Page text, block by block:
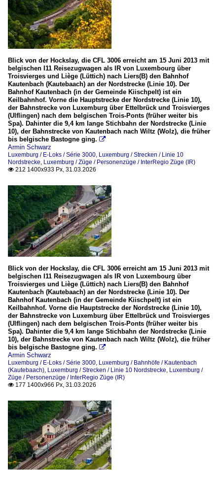
Blick von der Hockslay, die CFL 3006 erreicht am 15 Juni 2013 mit
belgischen I11 Reisezugwagen als IR von Luxembourg über
Troisvierges und Liège (Lüttich) nach Liers(B) den Bahnhof
Kautenbach (Kautebaach) an der Nordstrecke (Linie 10). Der
Bahnhof Kautenbach (in der Gemeinde Kiischpelt) ist ein
Keilbahnhof. Vorne die Hauptstrecke der Nordstrecke (Linie 10),
der Bahnstrecke von Luxemburg über Ettelbrück und Troisvierges
(Ulflingen) nach dem belgischen Trois-Ponts (früher weiter bis
Spa). Dahinter die 9,4 km lange Stichbahn der Nordstrecke (Linie
10), der Bahnstrecke von Kautenbach nach Wiltz (Wolz), die früher
bis belgische Bastogne ging. 
Armin Schwarz
Luxemburg / E-Loks / Série 3000, Luxemburg / Strecken / Linie 10
Nordstrecke, Luxemburg / Züge / Personenzüge / InterRegio Züge (IR)
 212 1400x933 Px, 31.03.2026
Blick von der Hockslay, die CFL 3006 erreicht am 15 Juni 2013 mit
belgischen I11 Reisezugwagen als IR von Luxembourg über
Troisvierges und Liège (Lüttich) nach Liers(B) den Bahnhof
Kautenbach (Kautebaach) an der Nordstrecke (Linie 10). Der
Bahnhof Kautenbach (in der Gemeinde Kiischpelt) ist ein
Keilbahnhof. Vorne die Hauptstrecke der Nordstrecke (Linie 10),
der Bahnstrecke von Luxemburg über Ettelbrück und Troisvierges
(Ulflingen) nach dem belgischen Trois-Ponts (früher weiter bis
Spa). Dahinter die 9,4 km lange Stichbahn der Nordstrecke (Linie
10), der Bahnstrecke von Kautenbach nach Wiltz (Wolz), die früher
bis belgische Bastogne ging. 
Armin Schwarz
Luxemburg / E-Loks / Série 3000, Luxemburg / Bahnhöfe / Kautenbach
(Kautebaach), Luxemburg / Strecken / Linie 10 Nordstrecke, Luxemburg /
Züge / Personenzüge / InterRegio Züge (IR)
 177 1400x966 Px, 31.03.2026